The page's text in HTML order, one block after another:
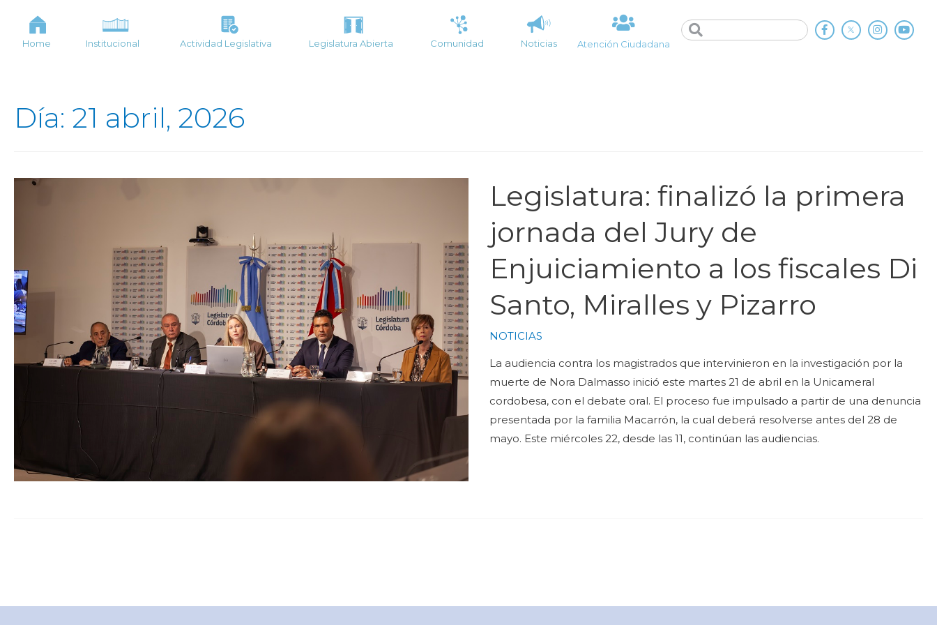
Home Institucional Actividad Legislativa Legislatura Abierta Comunidad Noticias Atención Ciudadana
Día: 21 abril, 2026
Legislatura: finalizó la primera
jornada del Jury de
Enjuiciamiento a los fiscales Di
Santo, Miralles y Pizarro
NOTICIAS
La audiencia contra los magistrados que intervinieron en la investigación por la
muerte de Nora Dalmasso inició este martes 21 de abril en la Unicameral
cordobesa, con el debate oral. El proceso fue impulsado a partir de una denuncia
presentada por la familia Macarrón, la cual deberá resolverse antes del 28 de
mayo. Este miércoles 22, desde las 11, continúan las audiencias.